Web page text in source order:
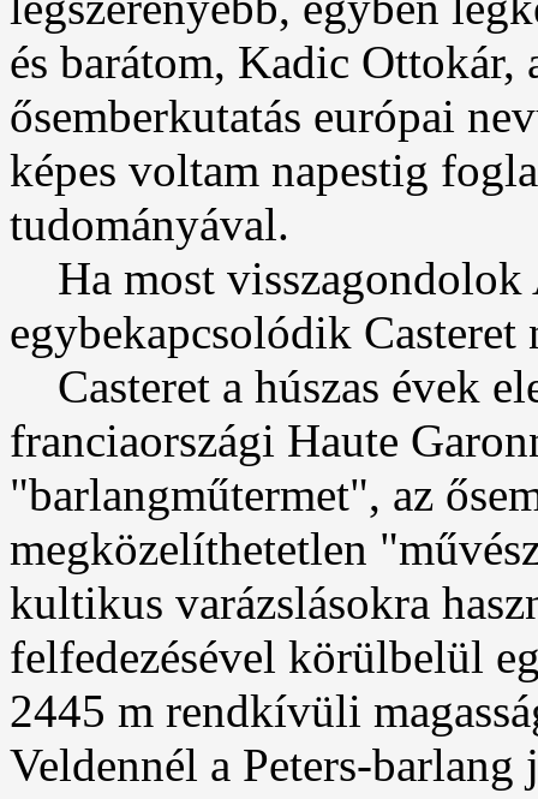
és barátom, Kadic Ottokár,
ősemberkutatás európai
képes voltam napestig
tudományával.
Ha most visszagondolok
egybekapcsolódik Casteret
Casteret a húszas évek
franciaországi Haute
"barlangműtermet", az
megközelíthetetlen
kultikus varázslásokra
felfedezésével körülbelül
2445 m rendkívüli
Veldennél a Peters-